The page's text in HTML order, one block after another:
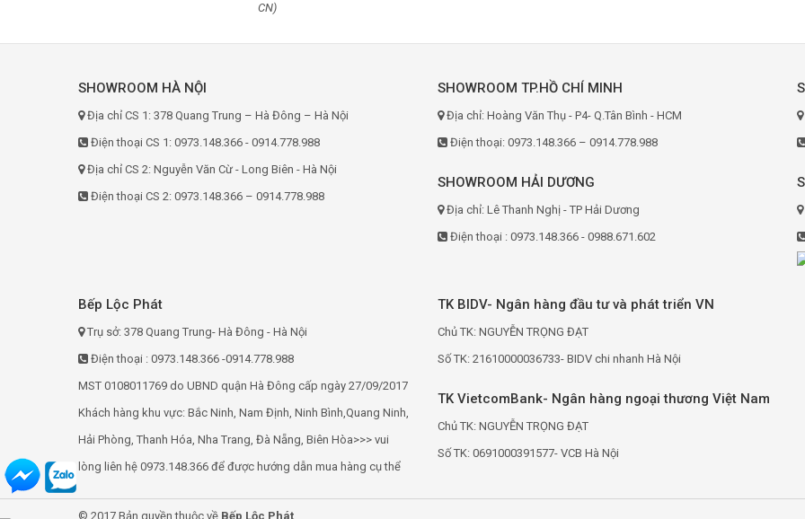
CN)
SHOWROOM HÀ NỘI
Địa chỉ CS 1: 378 Quang Trung – Hà Đông – Hà Nội
Điện thoại CS 1: 0973.148.366 - 0914.778.988
Địa chỉ CS 2: Nguyễn Văn Cừ - Long Biên - Hà Nội
Điện thoại CS 2: 0973.148.366 – 0914.778.988
SHOWROOM TP.HỒ CHÍ MINH
Địa chỉ: Hoàng Văn Thụ - P4- Q.Tân Bình - HCM
Điện thoại: 0973.148.366 – 0914.778.988
SHOWROOM HẢI DƯƠNG
Địa chỉ: Lê Thanh Nghị - TP Hải Dương
Điện thoại : 0973.148.366 - 0988.671.602
Bếp Lộc Phát
Trụ sở: 378 Quang Trung- Hà Đông - Hà Nội
Điện thoại : 0973.148.366 -0914.778.988
MST 0108011769 do UBND quận Hà Đông cấp ngày 27/09/2017
Khách hàng khu vực: Bắc Ninh, Nam Định, Ninh Bình,Quang Ninh,
Hải Phòng, Thanh Hóa, Nha Trang, Đà Nẵng, Biên Hòa>>> vui
lòng liên hệ 0973.148.366 để được hướng dẫn mua hàng cụ thể
TK BIDV- Ngân hàng đầu tư và phát triển VN
Chủ TK: NGUYỄN TRỌNG ĐẠT
Số TK: 21610000036733- BIDV chi nhanh Hà Nội
TK VietcomBank- Ngân hàng ngoại thương Việt Nam
Chủ TK: NGUYỄN TRỌNG ĐẠT
Số TK: 0691000391577- VCB Hà Nội
© 2017 Bản quyền thuộc về Bếp Lộc Phát